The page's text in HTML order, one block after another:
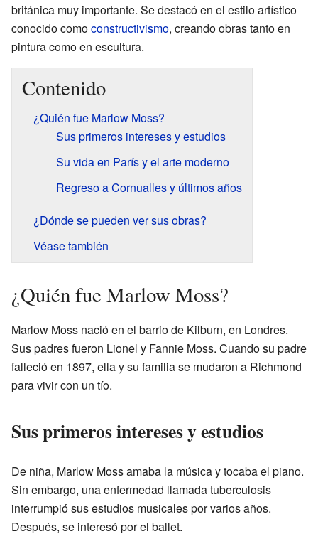
británica muy importante. Se destacó en el estilo artístico
conocido comoconstructivismo, creando obras tanto en
pintura como en escultura.
Contenido
¿Quién fue Marlow Moss?
Sus primeros intereses y estudios
Su vida en París y el arte moderno
Regreso a Cornualles y últimos años
¿Dónde se pueden ver sus obras?
Véase también
¿Quién fue Marlow Moss?
Marlow Moss nació en el barrio de Kilburn, en Londres.
Sus padres fueron Lionel y Fannie Moss. Cuando su padre
falleció en 1897, ella y su familia se mudaron a Richmond
para vivir con un tío.
Sus primeros intereses y estudios
De niña, Marlow Moss amaba la música y tocaba el piano.
Sin embargo, una enfermedad llamada tuberculosis
interrumpió sus estudios musicales por varios años.
Después, se interesó por el ballet.